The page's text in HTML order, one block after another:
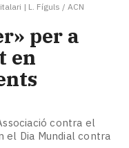
| L. Fíguls / ACN
per a
en
contra el
el Dia Mundial contra